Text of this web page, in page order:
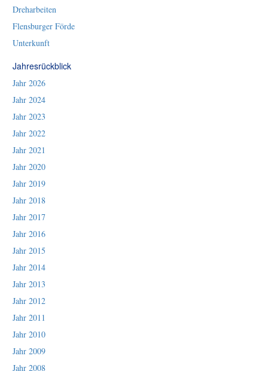
Dreharbeiten
Flensburger Förde
Unterkunft
Jahresrückblick
Jahr 2026
Jahr 2024
Jahr 2023
Jahr 2022
Jahr 2021
Jahr 2020
Jahr 2019
Jahr 2018
Jahr 2017
Jahr 2016
Jahr 2015
Jahr 2014
Jahr 2013
Jahr 2012
Jahr 2011
Jahr 2010
Jahr 2009
Jahr 2008